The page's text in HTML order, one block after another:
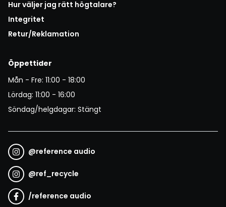
Hur väljer jag rätt högtalare?
Integritet
Retur/Reklamation
Öppettider
Mån - Fre: 11:00 - 18:00
Lördag: 11:00 - 16:00
Söndag/helgdagar: Stängt
@reference audio
@ref_recycle
/reference audio